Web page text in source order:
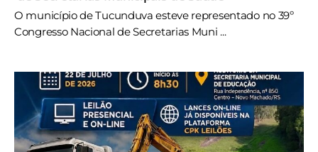
O município de Tucunduva esteve representado no 39º
Congresso Nacional de Secretarias Muni ...